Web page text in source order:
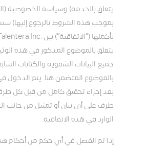
يتعلق بالخدمة) وسياسة الخصوصية
بموجب هذه الشروط بالرجوع إليها)
يتعلق بالموضوع المذكور في هذه
جميع البيانات الشفوية والكتابات
بالموضوع المتضمن هنا. يتم الدخول
بعد إجراء تحقيق كامل من قبل كل
طرف على أي بيان أو تمثيل من جانب
الوارد في هذه الاتفاقية.
إذا تم الفصل في أي حكم من أحكام